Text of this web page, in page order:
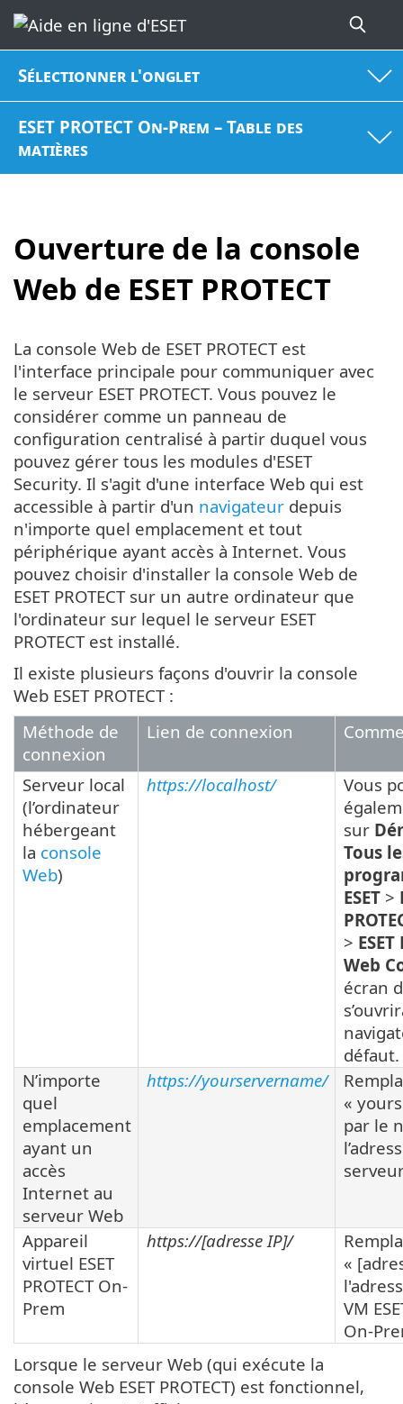
Sélectionner l'onglet
ESET PROTECT On-Prem – Table des
matières
Ouverture de la console
Web de ESET PROTECT
La console Web de ESET PROTECT est
l'interface principale pour communiquer avec
le serveur ESET PROTECT. Vous pouvez le
considérer comme un panneau de
configuration centralisé à partir duquel vous
pouvez gérer tous les modules d'ESET
Security. Il s'agit d'une interface Web qui est
accessible à partir d'un navigateur depuis
n'importe quel emplacement et tout
périphérique ayant accès à Internet. Vous
pouvez choisir d'installer la console Web de
ESET PROTECT sur un autre ordinateur que
l'ordinateur sur lequel le serveur ESET
PROTECT est installé.
Il existe plusieurs façons d'ouvrir la console
Web ESET PROTECT :
Méthode de
connexion
Lien de connexion
Serveur local
(l’ordinateur
hébergeant
la console
Web)
https://localhost/
Vous
sur
Tous
ESET >
> ESET
Web
écran
défaut.
N’importe
quel
emplacement
ayant un
accès
Internet au
serveur Web
https://yourservername/
«
par le
Appareil
virtuel ESET
PROTECT On-
Prem
https://[adresse IP]/
«
VM
On-
Lorsque le serveur Web (qui exécute la
console Web ESET PROTECT) est fonctionnel,